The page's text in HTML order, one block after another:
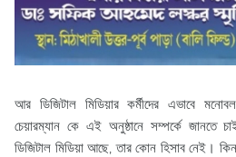
আর ডিজিটাল মিডিয়ার কর্মীদের এভাবে
চেয়ারম্যান কে এই অনুষ্ঠানে সম্পর্কে জানতে
ডিজিটাল মিডিয়া আছে, তার কোন হিসাব নেই।